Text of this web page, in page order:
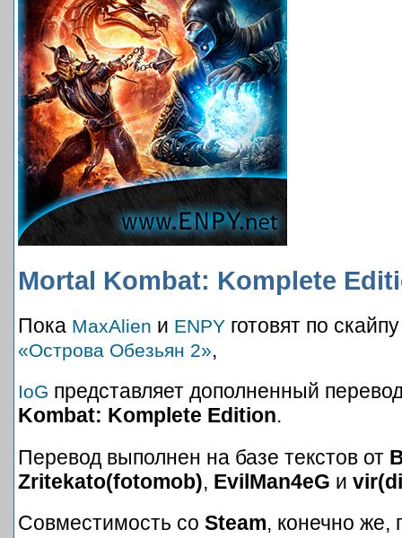
Mortal Kombat: Komplete
Пока MaxAlien и ENPY готовят по
«Острова Обезьян 2»,
IoG представляет дополненный
Kombat: Komplete Edition.
Перевод выполнен на базе текстов от
Zritekato(fotomob), EvilMan4eG и
Совместимость со Steam, конечно же,